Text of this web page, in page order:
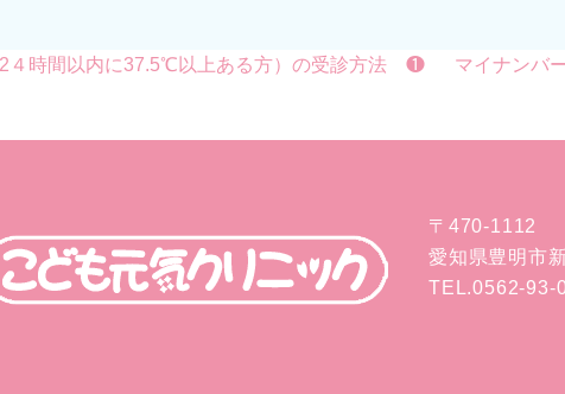
2４時間以内に37.5℃以上ある方）の受診方法 ❶ マイナンバ
〒470-1112
愛知県豊明市
TEL.0562-93-